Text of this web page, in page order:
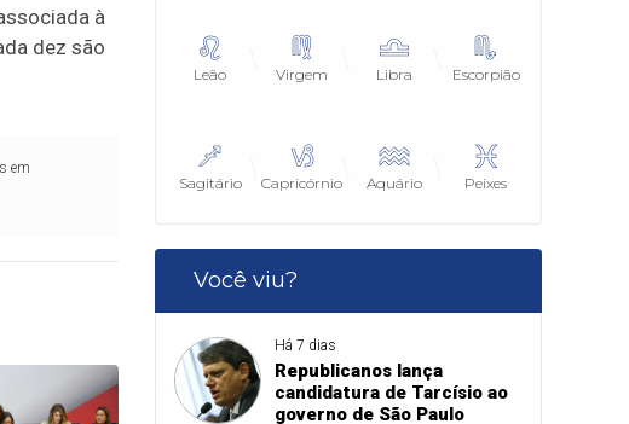
à
dez são
em
Leão Virgem Libra Escorpião
Sagitário Capricórnio Aquário Peixes
Você viu?
Há 7 dias
Republicanos lança
candidatura de Tarcísio ao
governo de São Paulo